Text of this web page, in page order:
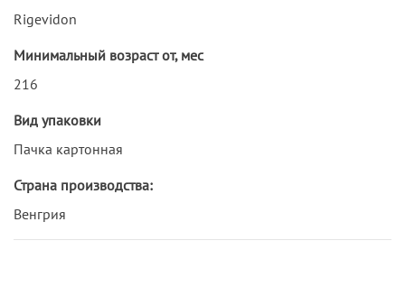
Rigevidon
Минимальный возраст от, мес
216
Вид упаковки
Пачка картонная
Страна производства:
Венгрия